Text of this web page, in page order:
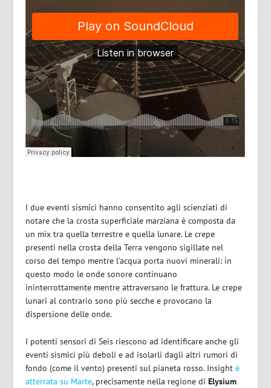
I due eventi sismici hanno consentito agli scienziati di
notare che la crosta superficiale marziana è composta da
un mix tra quella terrestre e quella lunare. Le crepe
presenti nella crosta della Terra vengono sigillate nel
corso del tempo mentre l’acqua porta nuovi minerali: in
questo modo le onde sonore continuano
ininterrottamente mentre attraversano le frattura. Le crepe
lunari al contrario sono più secche e provocano la
dispersione delle onde.
I potenti sensori di Seis riescono ad identificare anche gli
eventi sismici più deboli e ad isolarli dagli altri rumori di
fondo (come il vento) presenti sul pianeta rosso. Insightè
atterrata su Marte, precisamente nella regione diElysium